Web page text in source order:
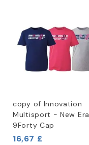
copy of Innovation
Multisport - New Era
9Forty Cap
16,67 £